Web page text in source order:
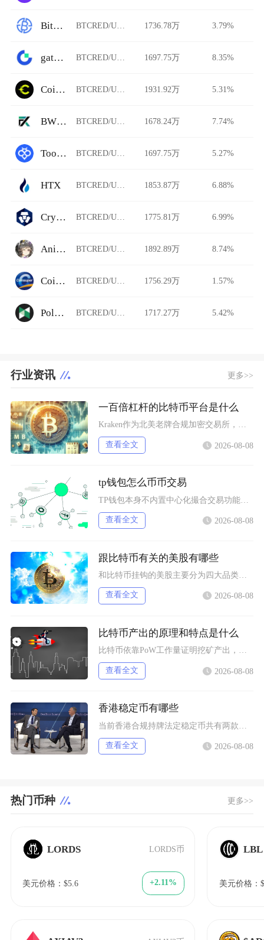
BitAsiaEx BTCRED/USDT 1736.78万 3.79%
gate.io BTCRED/USDT 1697.75万 8.35%
Coinflare BTCRED/USDT 1931.92万 5.31%
BWFX.pro BTCRED/USDT 1678.24万 7.74%
Toobit BTCRED/USDT 1697.75万 5.27%
HTX BTCRED/USDT 1853.87万 6.88%
Crypto.com BTCRED/USDT 1775.81万 6.99%
Animeswap BTCRED/USDT 1892.89万 8.74%
Coinsuper BTCRED/USDT 1756.29万 1.57%
Poloniex Futures BTCRED/USDT 1717.27万 5.42%
行业资讯 更多>>
一百倍杠杆的比特币平台是什么
Kraken作为北美老牌合规加密交易所，其Pro版本的比特币期货合约明确开放100倍杠杆，
查看全文 2026-08-08
tp钱包怎么币币交易
查看全文 2026-08-08
跟比特币有关的美股有哪些
查看全文 2026-08-08
比特币产出的原理和特点是什么
比特币依靠PoW工作量证明挖矿产出，核心依托固定区块奖励减半机制完成发行，具备总量恒定、去
查看全文 2026-08-08
香港稳定币有哪些
查看全文 2026-08-08
热门币种 更多>>
LORDS LORDS币
美元价格：$5.6 +2.11%
LBL
美元价格：